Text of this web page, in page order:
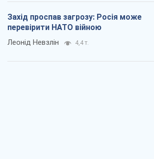
Захід проспав загрозу: Росія може
перевірити НАТО війною
Леонід Невзлін 4,4 т.